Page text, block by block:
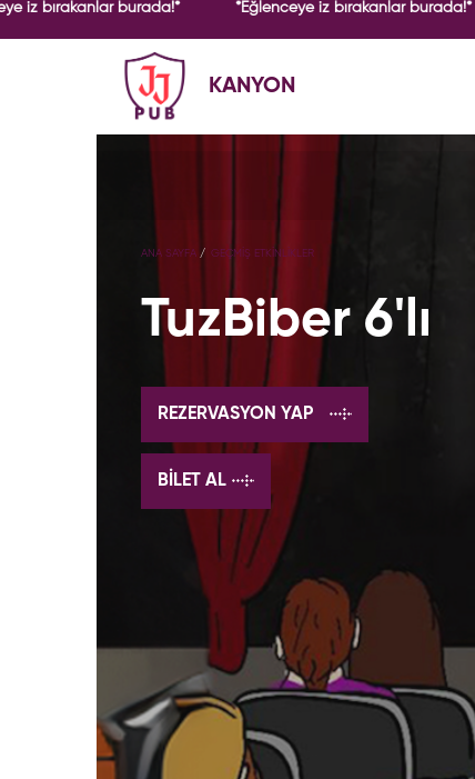
iz bırakanlar burada!* *Eğlenceye iz bırakanlar burada!*
KANYON
ANA SAYFA GEÇMİŞ ETKİNLİKLER
TuzBiber 6'lı
REZERVASYON YAP
BILET AL